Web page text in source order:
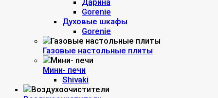
Дарина
Gorenie
Духовые шкафы
Gorenie
Газовые настольные плиты
Мини- печи
Shivaki